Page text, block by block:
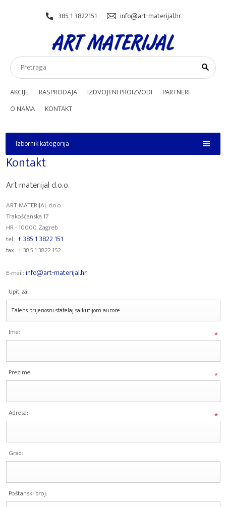
Izbornik kategorija
Izbornik kategorija
385 1 3822151 info@art-materijal.hr
AKCIJE RASPRODAJA IZDVOJENI PROIZVODI
PARTNERI
O NAMA
KONTAKT
Kontakt
Art materijal d.o.o.
ART MATERIJAL d.o.o.
Trakošćanska 17
HR - 10000 Zagreb
tel.: + 385 1 3822 151
fax.: + 385 1 3822 152
E-mail:info@art-materijal.hr
Upit za:
Ime: *
Prezime: *
Adresa: *
Grad:
Poštanski broj: